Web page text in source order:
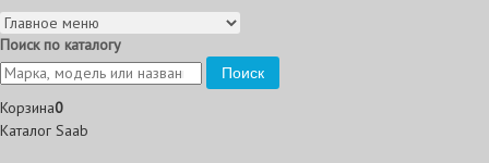
Поиск по каталогу
Поиск
Корзина0
Каталог Saab